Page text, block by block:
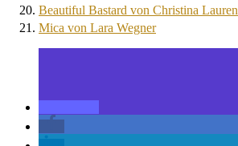
Beautiful Bastard von Christina Lauren
Mica von Lara Wegner